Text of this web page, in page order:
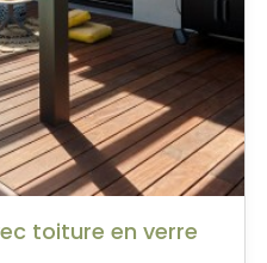
toiture en verre